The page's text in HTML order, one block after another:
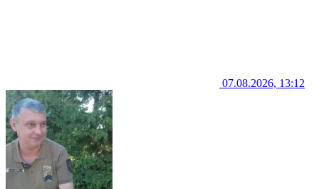
07.08.2026, 13:12